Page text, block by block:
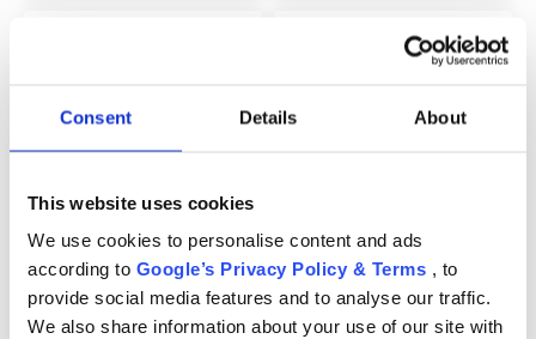
Consent Details About
This website uses cookies
We use cookies to personalise content and ads
according to Google’s Privacy Policy & Terms , to
provide social media features and to analyse our traffic.
We also share information about your use of our site with
Въпроси и отговори
МАРКИ
ХРАНЕНЕ ЗА КОЛИЧКА
43 € 34 €
-21%
43 € 34 €